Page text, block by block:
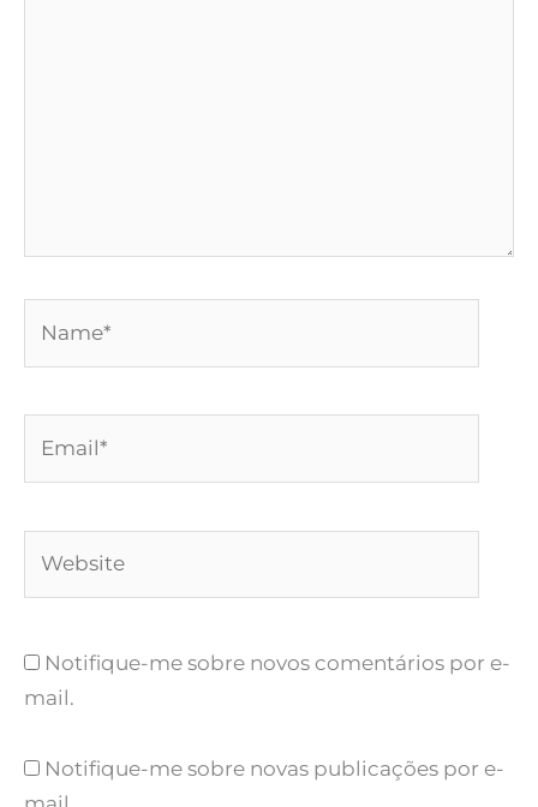
Notifique-me sobre novos comentários por e-
mail.
Notifique-me sobre novas publicações por e-